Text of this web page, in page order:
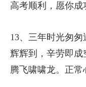
高考顺利，愿你成
13、三年时光匆
辉辉到，辛劳即
腾飞啸啸龙。正